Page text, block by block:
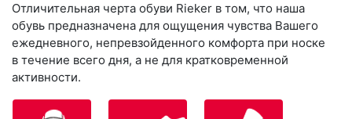
Отличительная черта обуви Rieker в том, что наша
обувь предназначена для ощущения чувства Вашего
ежедневного, непревзойденного комфорта при носке
в течение всего дня, а не для кратковременной
активности.